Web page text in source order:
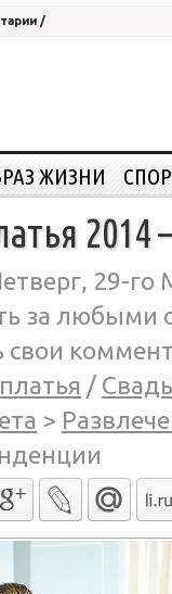
/
ЖИЗНИ
29-го
за любыми
свои
/
>